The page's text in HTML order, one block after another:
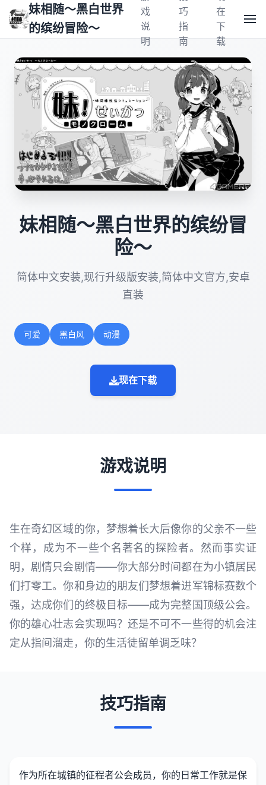
妹相随～黑白世界
的缤纷冒险～
戏
说
明
巧
指
南
在
下
载
妹相随～黑白世界的缤纷冒
险～
简体中文安装,现行升级版安装,简体中文官方,安卓
直装
可爱 黑白风 动漫
现在下载
游戏说明
生在奇幻区域的你，梦想着长大后像你的父亲不一些
个样，成为不一些个名著名的探险者。然而事实证
明，剧情只会剧情——你大部分时间都在为小镇居民
们打零工。你和身边的朋友们梦想着进军锦标赛数个
强，达成你们的终极目标——成为完整国顶级公会。
你的雄心壮志会实现吗？还是不可不一些得的机会注
定从指间溜走，你的生活徒留单调乏味？
技巧指南
作为所在城镇的征程者公会成员，你的日常工作就是保